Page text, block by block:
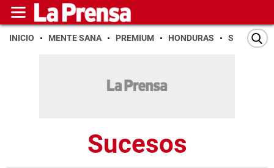
INICIO MENTE SANA PREMIUM HONDURAS SAN PEDRO
Sucesos